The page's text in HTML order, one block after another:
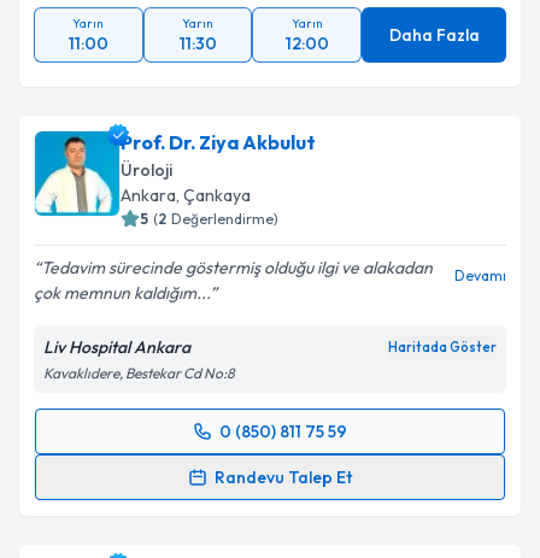
Yarın
11:00
Yarın
11:30
Yarın
12:00 Daha Fazla
Prof. Dr. Ziya Akbulut
Üroloji
Ankara, Çankaya
5 (2 Değerlendirme)
Tedavim sürecinde göstermiş olduğu ilgi ve alakadan
çok memnun kaldığım...
Devamı
Liv Hospital Ankara Haritada Göster
Kavaklıdere, Bestekar Cd No:8
0 (850) 811 75 59
Randevu Talep Et
Randevu Takvimi Talebi